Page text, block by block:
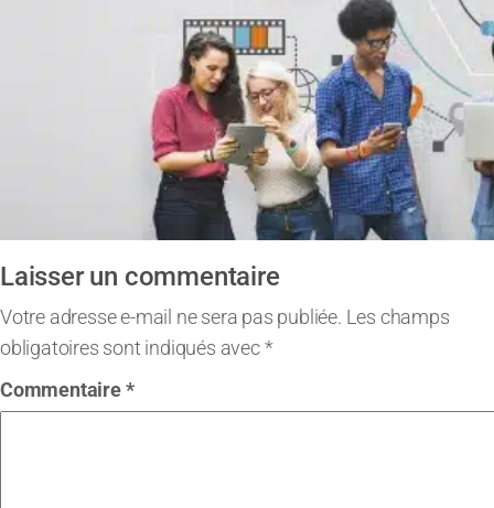
Laisser un commentaire
Votre adresse e-mail ne sera pas publiée. Les champs
obligatoires sont indiqués avec*
Commentaire*